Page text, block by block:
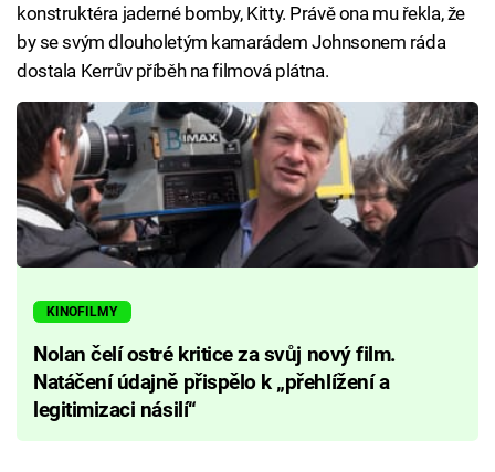
konstruktéra jaderné bomby, Kitty. Právě ona mu řekla, že
by se svým dlouholetým kamarádem Johnsonem ráda
dostala Kerrův příběh na filmová plátna.
KINOFILMY
Nolan čelí ostré kritice za svůj nový film.
Natáčení údajně přispělo k „přehlížení a
legitimizaci násilí“